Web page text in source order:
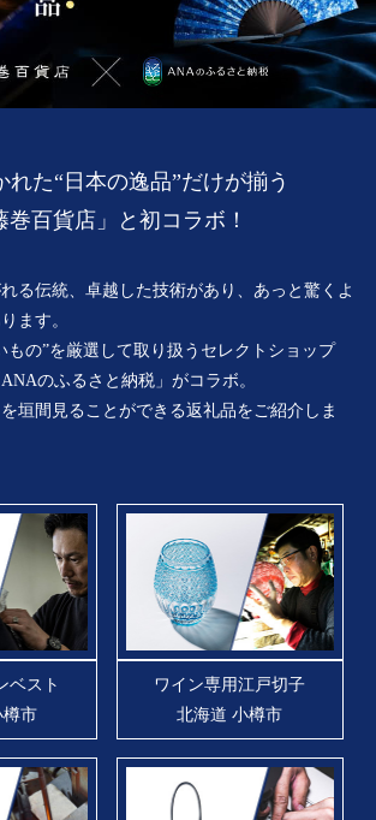
れた“日本の逸品”だけが揃う
巻百貨店」と初コラボ！
る伝統、卓越した技術があり、あっと驚くよ
ます。
もの”を厳選して取り扱うセレクトショップ
のふるさと納税」がコラボ。
垣間見ることができる返礼品をご紹介しま
ベスト
樽市
ワイン専⽤江戸切⼦
北海道 小樽市